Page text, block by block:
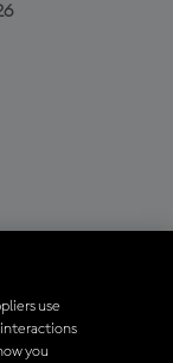
use
interactions
you